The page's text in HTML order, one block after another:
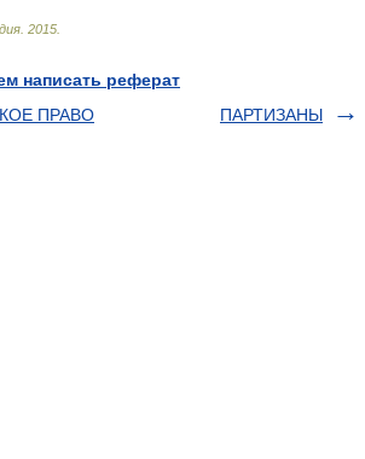
2015
написать реферат
ПРАВО
ПАРТИЗАНЫ